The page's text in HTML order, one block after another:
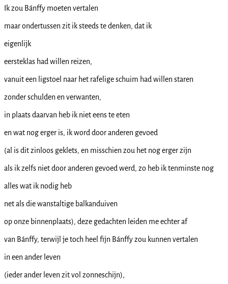
Ik zou Bánffy moeten vertalen
maar ondertussen zit ik steeds te denken, dat ik
eigenlijk
eersteklas had willen reizen,
vanuit een ligstoel naar het rafelige schuim had willen staren
zonder schulden en verwanten,
in plaats daarvan heb ik niet eens te eten
en wat nog erger is, ik word door anderen gevoed
(al is dit zinloos geklets, en misschien zou het nog erger zijn
als ik zelfs niet door anderen gevoed werd, zo heb ik tenminste nog
alles wat ik nodig heb
net als die wanstaltige balkanduiven
op onze binnenplaats), deze gedachten leiden me echter af
van Bánffy, terwijl je toch heel fijn Bánffy zou kunnen vertalen
in een ander leven
(ieder ander leven zit vol zonneschijn),